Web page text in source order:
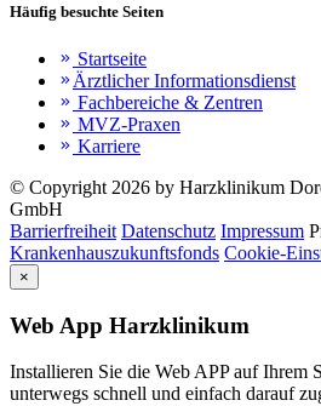
Häufig besuchte Seiten
keyboard_double_arrow_right Startseite
keyboard_double_arrow_right Ärztlicher Informationsdienst
keyboard_double_arrow_right Fachbereiche & Zentren
keyboard_double_arrow_right MVZ-Praxen
keyboard_double_arrow_right Karriere
© Copyright 2026 by Harzklinikum
GmbH
Barrierfreiheit Datenschutz Impressum
Krankenhauszukunftsfonds Cookie-
×
Web App Harzklinikum
Installieren Sie die Web APP auf Ihrem
unterwegs schnell und einfach darauf